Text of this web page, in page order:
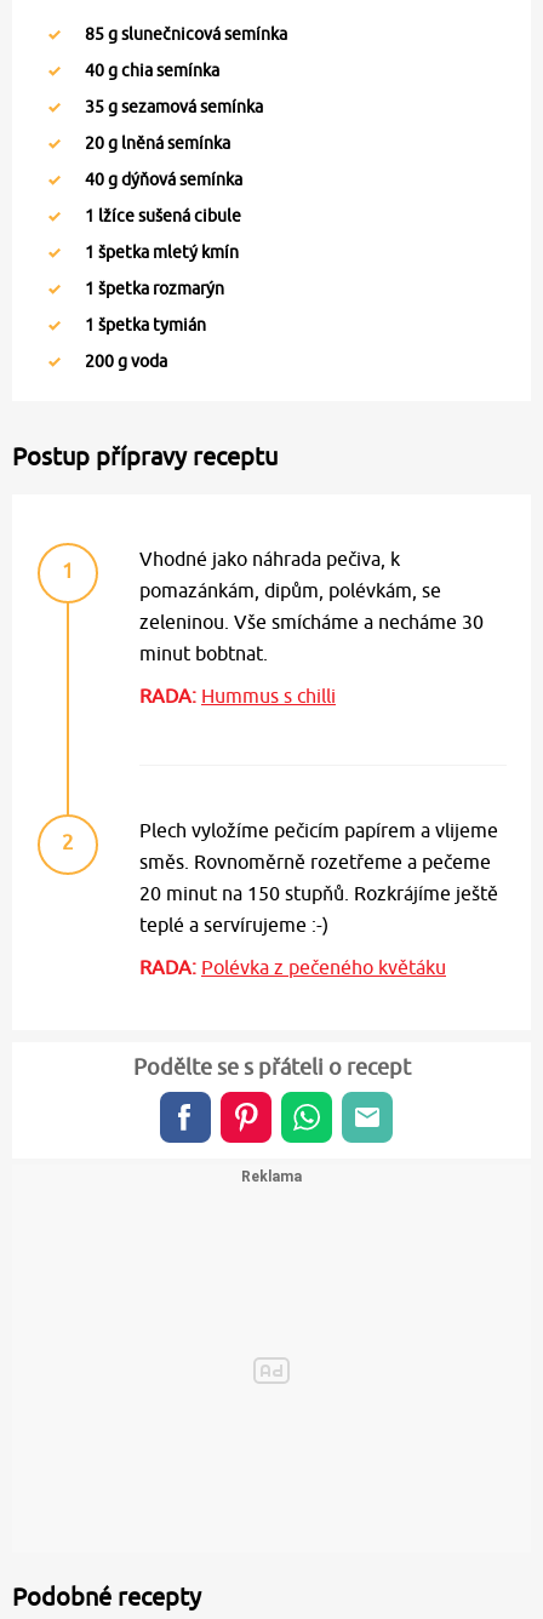
85g slunečnicová semínka
40g chia semínka
35g sezamová semínka
20g lněná semínka
40g dýňová semínka
1 lžíce sušená cibule
1 špetka mletý kmín
1 špetka rozmarýn
1 špetka tymián
200g voda
Postup přípravy receptu
1
Vhodné jako náhrada pečiva, k
pomazánkám, dipům, polévkám, se
zeleninou. Vše smícháme a necháme 30
minut bobtnat.
RADA: Hummus s chilli
2
Plech vyložíme pečicím papírem a vlijeme
směs. Rovnoměrně rozetřeme a pečeme
20 minut na 150 stupňů. Rozkrájíme ještě
teplé a servírujeme :-)
RADA: Polévka z pečeného květáku
Podělte se s přáteli o recept
Podobné recepty